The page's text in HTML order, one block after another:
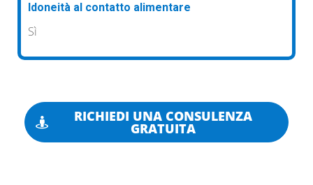
Idoneità al contatto alimentare
Sì
RICHIEDI UNA CONSULENZA
GRATUITA